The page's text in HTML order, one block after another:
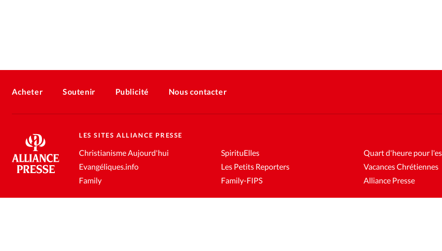
Acheter Soutenir Publicité Nous contacter
LES SITES ALLIANCE PRESSE
Christianisme Aujourd'hui
Evangéliques.info
Family
SpirituElles
Les Petits Reporters
Family-FIPS
Quart d'heure pour
Vacances Chrétiennes
Alliance Presse